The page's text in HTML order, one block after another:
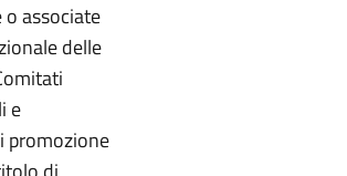
associate
delle
e
promozione